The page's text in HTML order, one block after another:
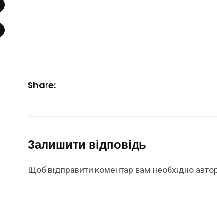
Share:
Залишити відповідь
Щоб відправити коментар вам необхідно